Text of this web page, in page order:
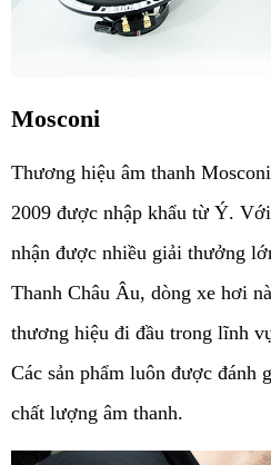
Mosconi
Thương hiệu âm thanh
2009 được nhập khẩu từ Ý.
nhận được nhiều giải thưởng
Thanh Châu Âu, dòng xe hơi
thương hiệu đi đầu trong lĩnh
Các sản phẩm luôn được đánh
chất lượng âm thanh.